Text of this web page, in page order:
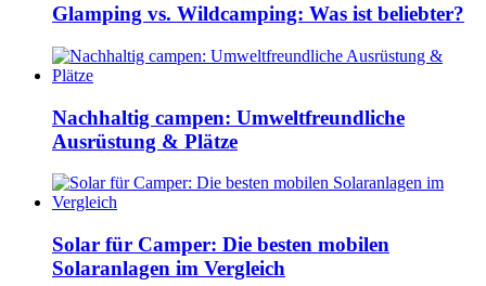
Glamping vs. Wildcamping: Was ist beliebter?
Nachhaltig campen: Umweltfreundliche
Ausrüstung & Plätze
Solar für Camper: Die besten mobilen
Solaranlagen im Vergleich